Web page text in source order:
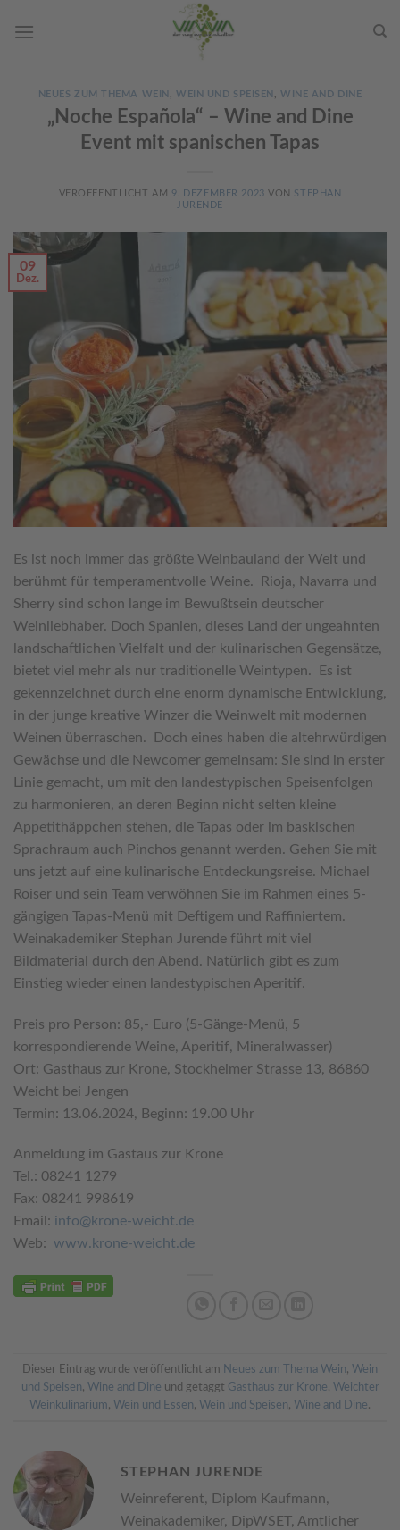
NEUES ZUM THEMA WEIN WEIN UND SPEISEN ,WINE AND DINE
„Noche Española“ – Wine and Dine
Event mit spanischen Tapas
VERÖFFENTLICHT AM 9. DEZEMBER 2023 VON STEPHAN
JURENDE
09
Dez.
Es ist noch immer das größte Weinbauland der Welt und
berühmt für temperamentvolle Weine. Rioja, Navarra und
Sherry sind schon lange im Bewußtsein deutscher
Weinliebhaber. Doch Spanien, dieses Land der ungeahnten
landschaftlichen Vielfalt und der kulinarischen Gegensätze,
bietet viel mehr als nur traditionelle Weintypen. Es ist
gekennzeichnet durch eine enorm dynamische Entwicklung,
in der junge kreative Winzer die Weinwelt mit modernen
Weinen überraschen. Doch eines haben die altehrwürdigen
Gewächse und die Newcomer gemeinsam: Sie sind in erster
Linie gemacht, um mit den landestypischen Speisenfolgen
zu harmonieren, an deren Beginn nicht selten kleine
Appetithäppchen stehen, die Tapas oder im baskischen
Sprachraum auch Pinchos genannt werden. Gehen Sie mit
uns jetzt auf eine kulinarische Entdeckungsreise. Michael
Roiser und sein Team verwöhnen Sie im Rahmen eines 5-
gängigen Tapas-Menü mit Deftigem und Raffiniertem.
Weinakademiker Stephan Jurende führt mit viel
Bildmaterial durch den Abend. Natürlich gibt es zum
Einstieg wieder einen landestypischen Aperitif.
Preis pro Person: 85,- Euro (5-Gänge-Menü, 5
korrespondierende Weine, Aperitif, Mineralwasser)
Ort: Gasthaus zur Krone, Stockheimer Strasse 13, 86860
Weicht bei Jengen
Termin: 13.06.2024, Beginn: 19.00 Uhr
Anmeldung im Gastaus zur Krone
Tel.: 08241 1279
Fax: 08241 998619
Email: info@krone-weicht.de
Web: www.krone-weicht.de
Dieser Eintrag wurde veröffentlicht am Neues zum Thema Wein, Wein
und Speisen, Wine and Dine und getaggt Gasthaus zur Krone, Weichter
Weinkulinarium, Wein und Essen, Wein und Speisen, Wine and Dine.
STEPHAN JURENDE
Weinreferent, Diplom Kaufmann,
Weinakademiker, DipWSET, Amtlicher